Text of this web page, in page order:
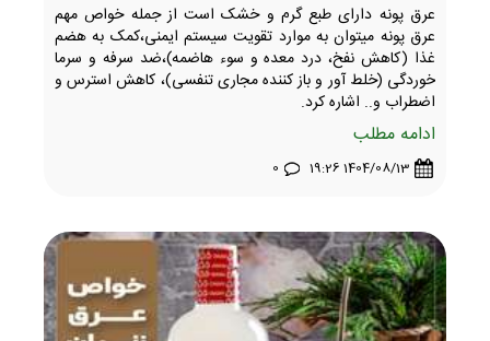
عرق پونه دارای طبع گرم و خشک است از جمله خواص مهم
عرق پونه میتوان به موارد تقویت سیستم ایمنی،کمک به هضم
غذا (کاهش نفخ، درد معده و سوء هاضمه)،ضد سرفه و سرما
خوردگی (خلط آور و باز کننده مجاری تنفسی)، کاهش استرس و
اضطراب و.. اشاره کرد.
ادامه مطلب
1404/08/13 19:26
0